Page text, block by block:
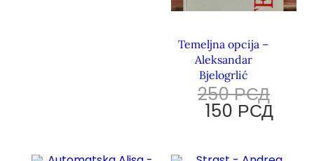
Temeljna opcija –
Aleksandar
Bjelogrlić
250РСД
150 РСД